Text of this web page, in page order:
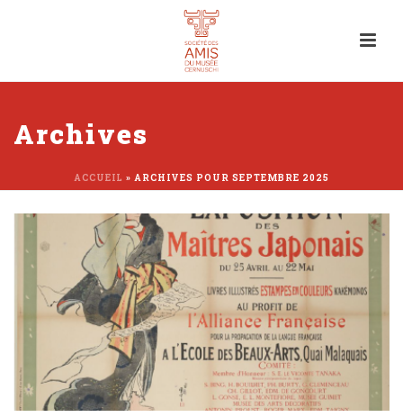
Archives
ACCUEIL » ARCHIVES POUR SEPTEMBRE 2025